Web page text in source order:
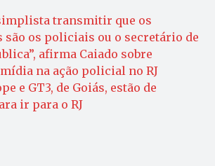
transmitir que os
são os policiais ou o secretário de
afirma Caiado sobre
na ação policial no RJ
e GT3, de Goiás, estão de
ir para o RJ